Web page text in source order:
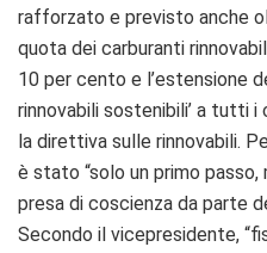
rafforzato e previsto anche
quota dei carburanti
10 per cento e l’estensione
rinnovabili sostenibili’ a tutti i
la direttiva sulle rinnovabili.
è stato “solo un primo
presa di coscienza da parte
Secondo il vicepresidente,